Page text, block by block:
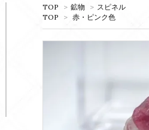
TOP > 鉱物 > スピネル
TOP
> 赤・ピンク色